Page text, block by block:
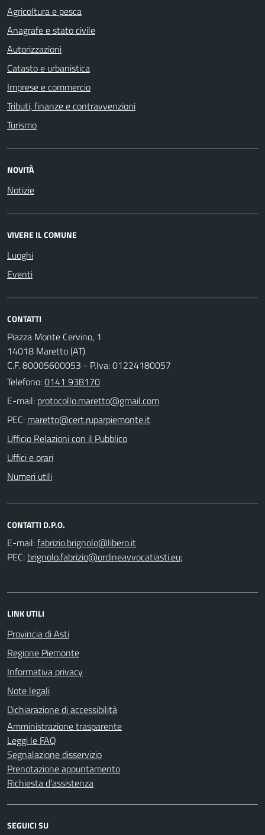
Agricoltura e pesca
Anagrafe e stato civile
Autorizzazioni
Catasto e urbanistica
Imprese e commercio
Tributi, finanze e contravvenzioni
Turismo
NOVITÀ
Notizie
VIVERE IL COMUNE
Luoghi
Eventi
CONTATTI
Piazza Monte Cervino, 1
14018 Maretto (AT)
C.F. 80005600053 - P.Iva: 01224180057
Telefono:0141 938170
E-mail:
PEC:
Ufficio Relazioni con il Pubblico
Uffici e orari
Numeri utili
CONTATTI D.P.O.
E-mail:
PEC:
;
LINK UTILI
Provincia di Asti
Regione Piemonte
Informativa privacy
Note legali
Dichiarazione di accessibilità
Amministrazione trasparente
Leggi le FAQ
Segnalazione disservizio
Prenotazione appuntamento
Richiesta d'assistenza
SEGUICI SU